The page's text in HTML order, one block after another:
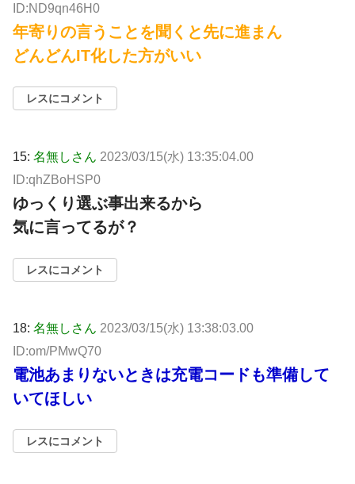
ID:ND9qn46H0
年寄りの言うことを聞くと先に進まん
どんどんIT化した方がいい
レスにコメント
15: 名無しさん 2023/03/15(水) 13:35:04.00
ID:qhZBoHSP0
ゆっくり選ぶ事出来るから
気に言ってるが？
レスにコメント
18: 名無しさん 2023/03/15(水) 13:38:03.00
ID:om/PMwQ70
電池あまりないときは充電コードも準備して
いてほしい
レスにコメント